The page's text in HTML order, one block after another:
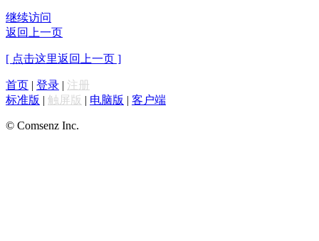
继续访问
返回上一页
[ 点击这里返回上一页 ]
首页 | 登录 | 注册
标准版 | 触屏版 | 电脑版 | 客户端
© Comsenz Inc.